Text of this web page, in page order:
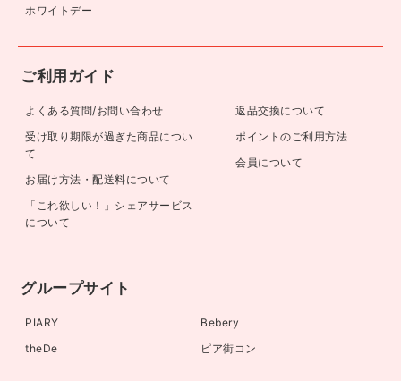
ホワイトデー
ご利用ガイド
よくある質問/お問い合わせ
受け取り期限が過ぎた商品につい
て
お届け方法・配送料について
「これ欲しい！」シェアサービス
について
返品交換について
ポイントのご利用方法
会員について
グループサイト
PIARY
Bebery
theDe
ピア街コン